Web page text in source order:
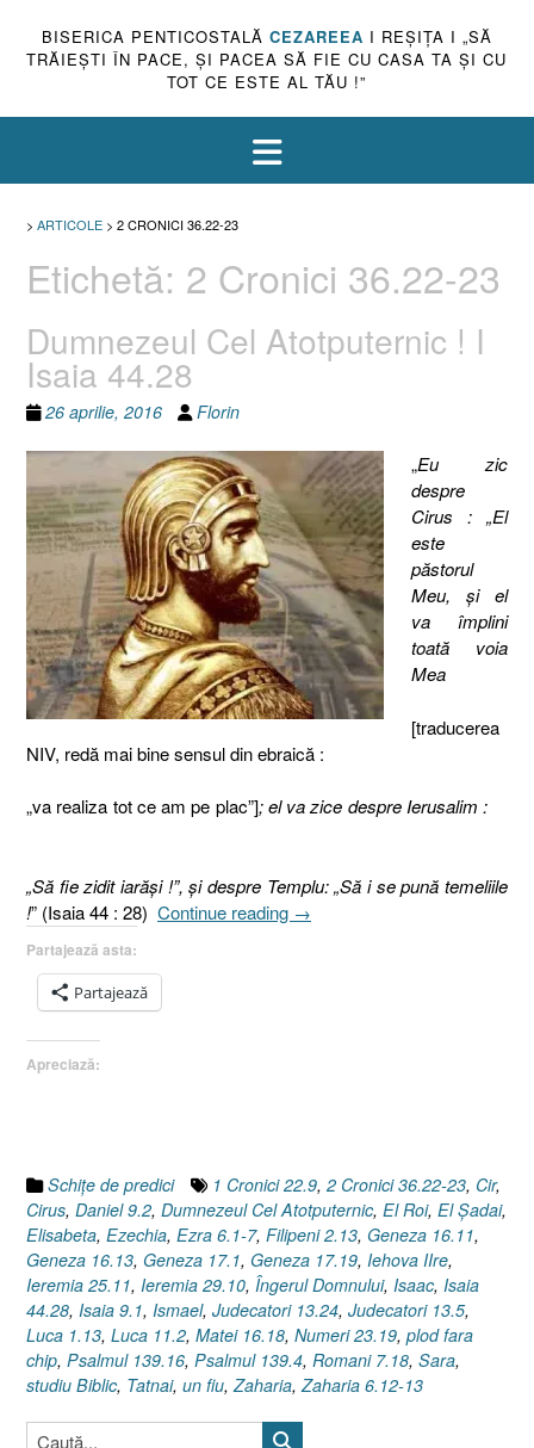
BISERICA PENTICOSTALĂ CEZAREEA I REŞIŢA I „SĂ
TRĂIEŞTI ÎN PACE, ŞI PACEA SĂ FIE CU CASA TA ŞI CU
TOT CE ESTE AL TĂU !”
> ARTICOLE > 2 CRONICI 36.22-23
Etichetă: 2 Cronici 36.22-23
Dumnezeul Cel Atotputernic ! I
Isaia 44.28
26 aprilie, 2016 Florin
„Eu zic
despre
Cirus : „El
este
păstorul
Meu, şi el
va împlini
toată voia
Mea
[traducerea
NIV, redă mai bine sensul din ebraică :
„va realiza tot ce am pe plac”]; el va zice despre Ierusalim :
„Să fie zidit iarăşi !”, şi despre Templu: „Să i se pună temeliile
!” (Isaia 44 : 28) Continue reading „Dumnezeul
→
Partajează asta:
Partajează
Apreciază:
Schiţe de predici 1 Cronici 22.9, 2 Cronici 36.22-23, Cir,
Cirus, Daniel 9.2, Dumnezeul Cel Atotputernic, El Roi, El Şadai,
Elisabeta, Ezechia, Ezra 6.1-7, Filipeni 2.13, Geneza 16.11,
Geneza 16.13, Geneza 17.1, Geneza 17.19, Iehova IIre,
Ieremia 25.11, Ieremia 29.10, Îngerul Domnului, Isaac, Isaia
44.28, Isaia 9.1, Ismael, Judecatori 13.24, Judecatori 13.5,
Luca 1.13, Luca 11.2, Matei 16.18, Numeri 23.19, plod fara
chip, Psalmul 139.16, Psalmul 139.4, Romani 7.18, Sara,
studiu Biblic, Tatnai, un fiu, Zaharia, Zaharia 6.12-13